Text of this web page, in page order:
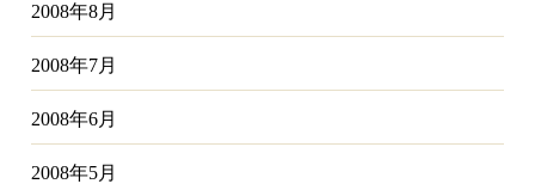
2008年8月
2008年7月
2008年6月
2008年5月